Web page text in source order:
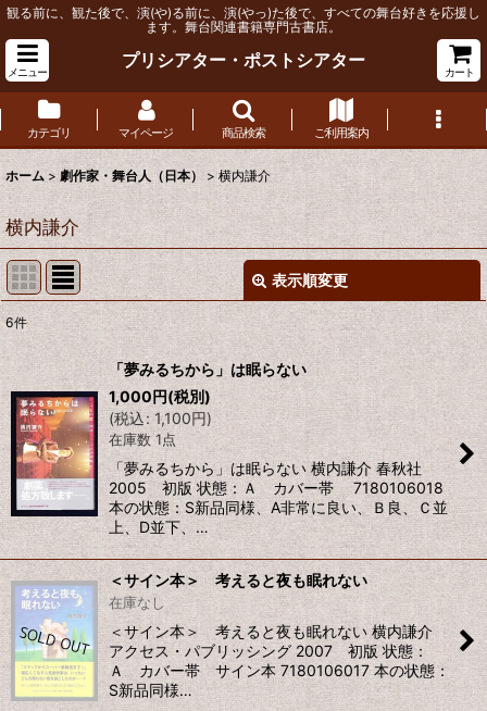
観る前に、観た後で、演(や)る前に、演(やっ)た後で、すべての舞台好きを応援し
ます。舞台関連書籍専門古書店。
メニュー
プリシアター・ポストシアター
カート
カテゴリ マイページ 商品検索 ご利用案内
ホーム > 劇作家・舞台人（日本） > 横内謙介
横内謙介
表示順変更
表示数 :
並び順:
絞り込む
6件
「夢みるちから」は眠らない
1,000円(税別)
(税込: 1,100円)
在庫数 1点
「夢みるちから」は眠らない 横内謙介 春秋社
2005 初版 状態：Ａ カバー帯 7180106018
本の状態：S新品同様、A非常に良い、Ｂ良、Ｃ並
上、D並下、…
＜サイン本＞ 考えると夜も眠れない
在庫なし
＜サイン本＞ 考えると夜も眠れない 横内謙介
アクセス・パブリッシング 2007 初版 状態：
Ａ カバー帯 サイン本 7180106017 本の状態：
S新品同様…